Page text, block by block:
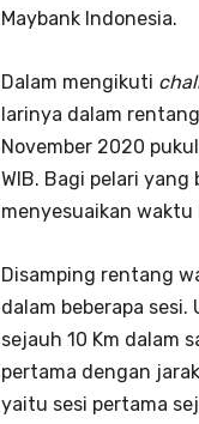
Maybank Indonesia.
Dalam mengikuti
larinya dalam
November 2020
WIB. Bagi pelari
menyesuaikan
Disamping rentang
dalam beberapa
sejauh 10 Km dalam
pertama dengan
yaitu sesi pertama